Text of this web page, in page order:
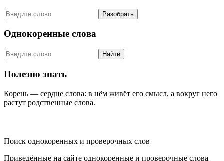
Разобрать
Однокоренные слова
Найти
Полезно знать
Корень — сердце слова: в нём живёт его смысл, а вокруг него
растут родственные слова.
Поиск однокоренных и проверочных слов
Приведённые на сайте однокоренные и проверочные слова